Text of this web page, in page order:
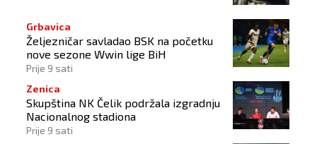
Grbavica
Željezničar savladao BSK na početku
nove sezone Wwin lige BiH
Prije 9 sati
Zenica
Skupština NK Čelik podržala izgradnju
Nacionalnog stadiona
Prije 9 sati